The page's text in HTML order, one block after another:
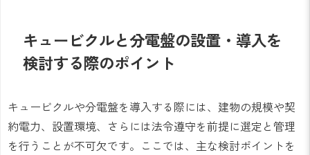
キュービクルと分電盤の設置・導入を
検討する際のポイント
キュービクルや分電盤を導入する際には、建物の規模や契
約電力、設置環境、さらには法令遵守を前提に選定と管理
を行うことが不可欠です。ここでは、主な検討ポイントを